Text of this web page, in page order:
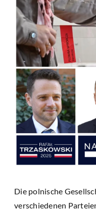
Die polnische
verschiedenen